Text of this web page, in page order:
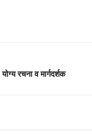
रचना व मार्गदर्शक